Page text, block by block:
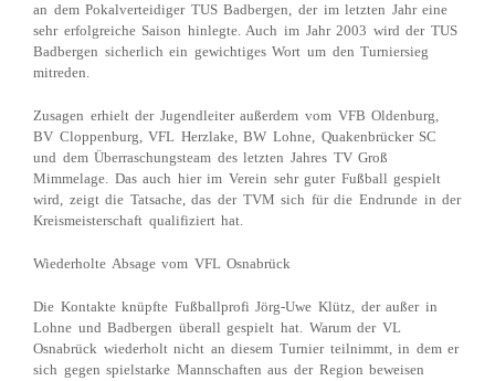
an dem Pokalverteidiger TUS Badbergen, der im letzten Jahr eine
sehr erfolgreiche Saison hinlegte. Auch im Jahr 2003 wird der TUS
Badbergen sicherlich ein gewichtiges Wort um den Turniersieg
mitreden.
Zusagen erhielt der Jugendleiter außerdem vom VFB Oldenburg,
BV Cloppenburg, VFL Herzlake, BW Lohne, Quakenbrücker SC
und dem Überraschungsteam des letzten Jahres TV Groß
Mimmelage. Das auch hier im Verein sehr guter Fußball gespielt
wird, zeigt die Tatsache, das der TVM sich für die Endrunde in der
Kreismeisterschaft qualifiziert hat.
Wiederholte Absage vom VFL Osnabrück
Die Kontakte knüpfte Fußballprofi Jörg-Uwe Klütz, der außer in
Lohne und Badbergen überall gespielt hat. Warum der VL
Osnabrück wiederholt nicht an diesem Turnier teilnimmt, in dem er
sich gegen spielstarke Mannschaften aus der Region beweisen